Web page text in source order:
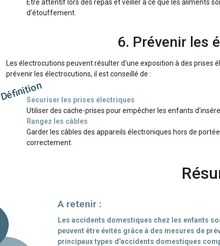
Être attentif lors des repas et veiller à ce que les aliments
d'étouffement.
6. Prévenir les
Les électrocutions peuvent résulter d'une exposition à des prises
prévenir les électrocutions, il est conseillé de :
DéfinitionSécuriser les prises électriques
Utiliser des cache-prises pour empêcher les enfants
Rangez les câbles
Garder les câbles des appareils électroniques hors de
correctement.
A retenir :
Les accidents domestiques chez les enfants
peuvent être évités grâce à des mesures de
principaux types d'accidents domestiques